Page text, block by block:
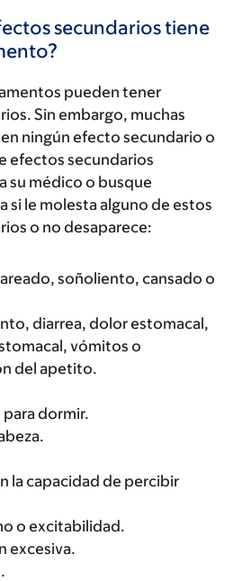
secundarios tiene
pueden tener
Sin embargo, muchas
ningún efecto secundario o
efectos secundarios
su médico o busque
si le molesta alguno de estos
o no desaparece:
soñoliento, cansado o
diarrea, dolor estomacal,
vómitos o
del apetito.
dormir.
la capacidad de percibir
o excitabilidad.
excesiva.